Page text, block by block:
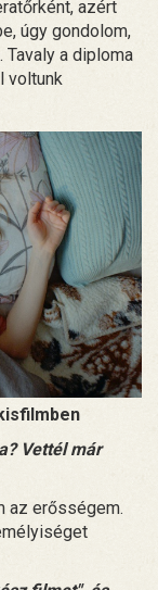
azért
úgy gondolom,
a diploma
voltunk
Vettél már
az erősségem.